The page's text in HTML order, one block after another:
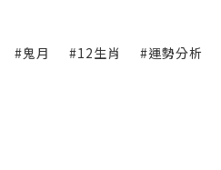
#鬼月 #12生肖 #運勢分析